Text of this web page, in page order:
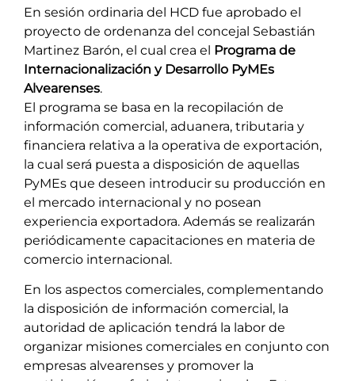
En sesión ordinaria del HCD fue aprobado el
proyecto de ordenanza del concejal Sebastián
Martinez Barón, el cual crea el Programa de
Internacionalización y Desarrollo PyMEs
Alvearenses.
El programa se basa en la recopilación de
información comercial, aduanera, tributaria y
financiera relativa a la operativa de exportación,
la cual será puesta a disposición de aquellas
PyMEs que deseen introducir su producción en
el mercado internacional y no posean
experiencia exportadora. Además se realizarán
periódicamente capacitaciones en materia de
comercio internacional.
En los aspectos comerciales, complementando
la disposición de información comercial, la
autoridad de aplicación tendrá la labor de
organizar misiones comerciales en conjunto con
empresas alvearenses y promover la